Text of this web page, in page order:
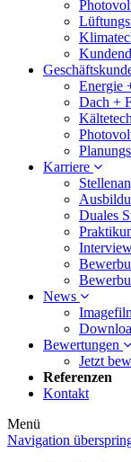
Energie
Dach +
Karriere
Duales
News
Bewertungen
Jetzt
Referenzen
Kontakt
Menü
Navigation